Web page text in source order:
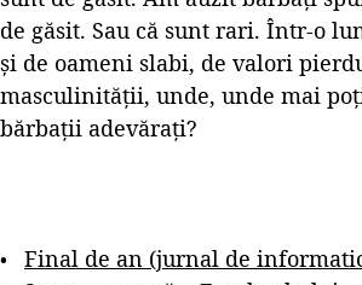
de găsit. Sau că sunt rari. Într-o
și de oameni slabi, de valori
masculinității, unde, unde mai
bărbații adevărați?
Final de an (jurnal de